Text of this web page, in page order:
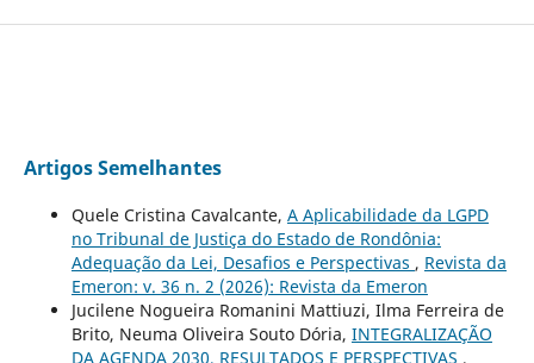
Artigos Semelhantes
Quele Cristina Cavalcante, A Aplicabilidade da LGPD
no Tribunal de Justiça do Estado de Rondônia:
Adequação da Lei, Desafios e Perspectivas , Revista da
Emeron: v. 36 n. 2 (2026): Revista da Emeron
Jucilene Nogueira Romanini Mattiuzi, Ilma Ferreira de
Brito, Neuma Oliveira Souto Dória, INTEGRALIZAÇÃO
DA AGENDA 2030, RESULTADOS E PERSPECTIVAS ,